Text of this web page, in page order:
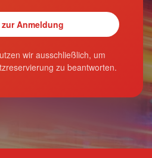
wir ausschließlich, um
zu beantworten.